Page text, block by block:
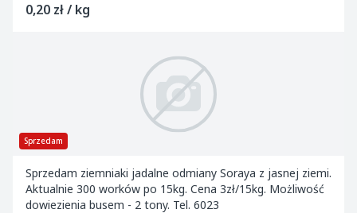
0,20 zł / kg
Sprzedam
Sprzedam ziemniaki jadalne odmiany Soraya z jasnej ziemi.
Aktualnie 300 worków po 15kg. Cena 3zł/15kg. Możliwość
dowiezienia busem - 2 tony. Tel. 6023